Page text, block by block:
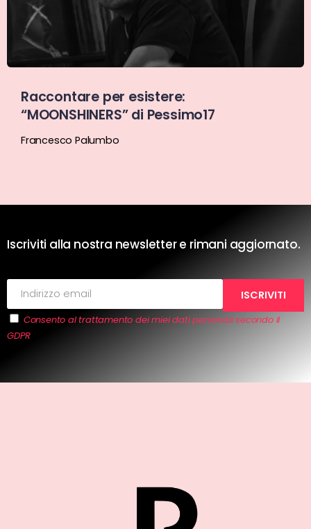
Raccontare per esistere:
“MOONSHINERS” di Pessimo17
Francesco Palumbo
Iscriviti alla nostra newsletter e rimani aggiornato.
Consento al trattamento dei miei dati personali secondo il
GDPR